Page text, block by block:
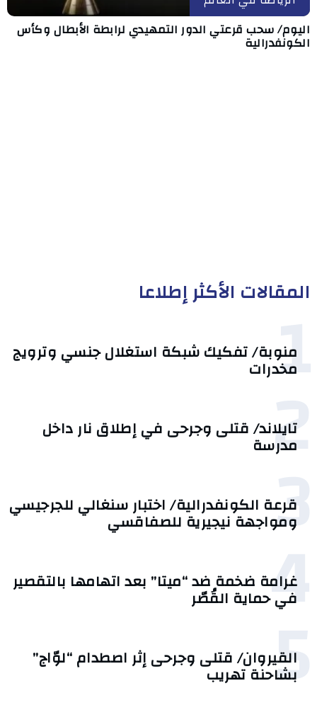
اليوم/ سحب قرعتي الدور التمهيدي لرابطة الأبطال وكأس
الكونفدرالية
المقالات الأكثر إطلاعا
1
منوبة/ تفكيك شبكة استغلال جنسي وترويج
مخدرات
2
تايلاند/ قتلى وجرحى في إطلاق نار داخل
مدرسة
3
قرعة الكونفدرالية/ اختبار سنغالي للجرجيسي
ومواجهة نيجيرية للصفاقسي
4
غرامة ضخمة ضد “ميتا” بعد اتهامها بالتقصير
في حماية القُصّر
5
القيروان/ قتلى وجرحى إثر اصطدام “لوّاج”
بشاحنة تهريب